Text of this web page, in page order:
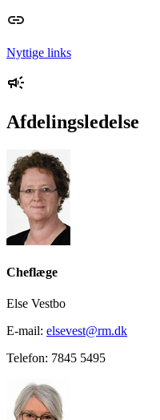
Nyttige links
Afdelingsledelse
Cheflæge
Else Vestbo
E-mail: elsevest@rm.dk
Telefon: 7845 5495